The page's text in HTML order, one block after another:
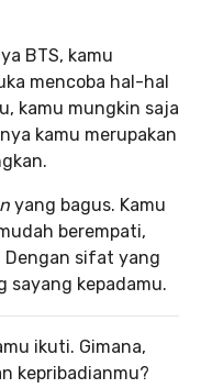
BTS, kamu
mencoba hal-hal
kamu mungkin saja
kamu merupakan
yang bagus. Kamu
berempati,
Dengan sifat yang
sayang kepadamu.
ikuti. Gimana,
kepribadianmu?